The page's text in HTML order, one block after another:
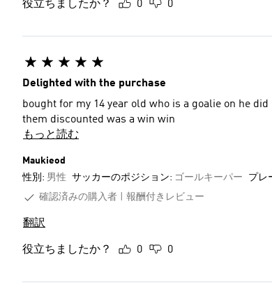
役立ちましたか？ 0 0
Delighted with the purchase
bought for my 14 year old who is a goalie on he
them discounted was a win win
もっと読む
Maukieod
性別: 男性 サッカーのポジション: ゴールキーパー プレ
確認済みの購入者
報酬付きレビュー
翻訳
役立ちましたか？ 0 0